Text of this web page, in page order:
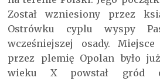
Został wzniesiony przez
Ostrówku cyplu wyspy
wcześniejszej osady.
przez plemię Opolan było
wieku X powstał gród